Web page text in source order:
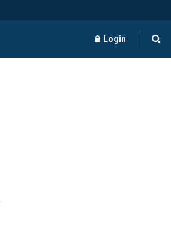
Login